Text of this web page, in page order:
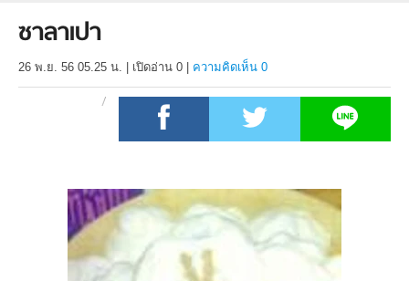
ซาลาเปา
26 พ.ย. 56 05.25 น. เปิดอ่าน 0 ความคิดเห็น 0